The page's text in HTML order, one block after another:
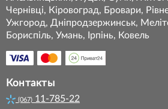
Чернівці, Кіровоград, Бровари,
Ужгород, Дніпродзержинськ,
Бориспіль, Умань, Ірпінь, Ковель
Контакты
(067) 11-785-22